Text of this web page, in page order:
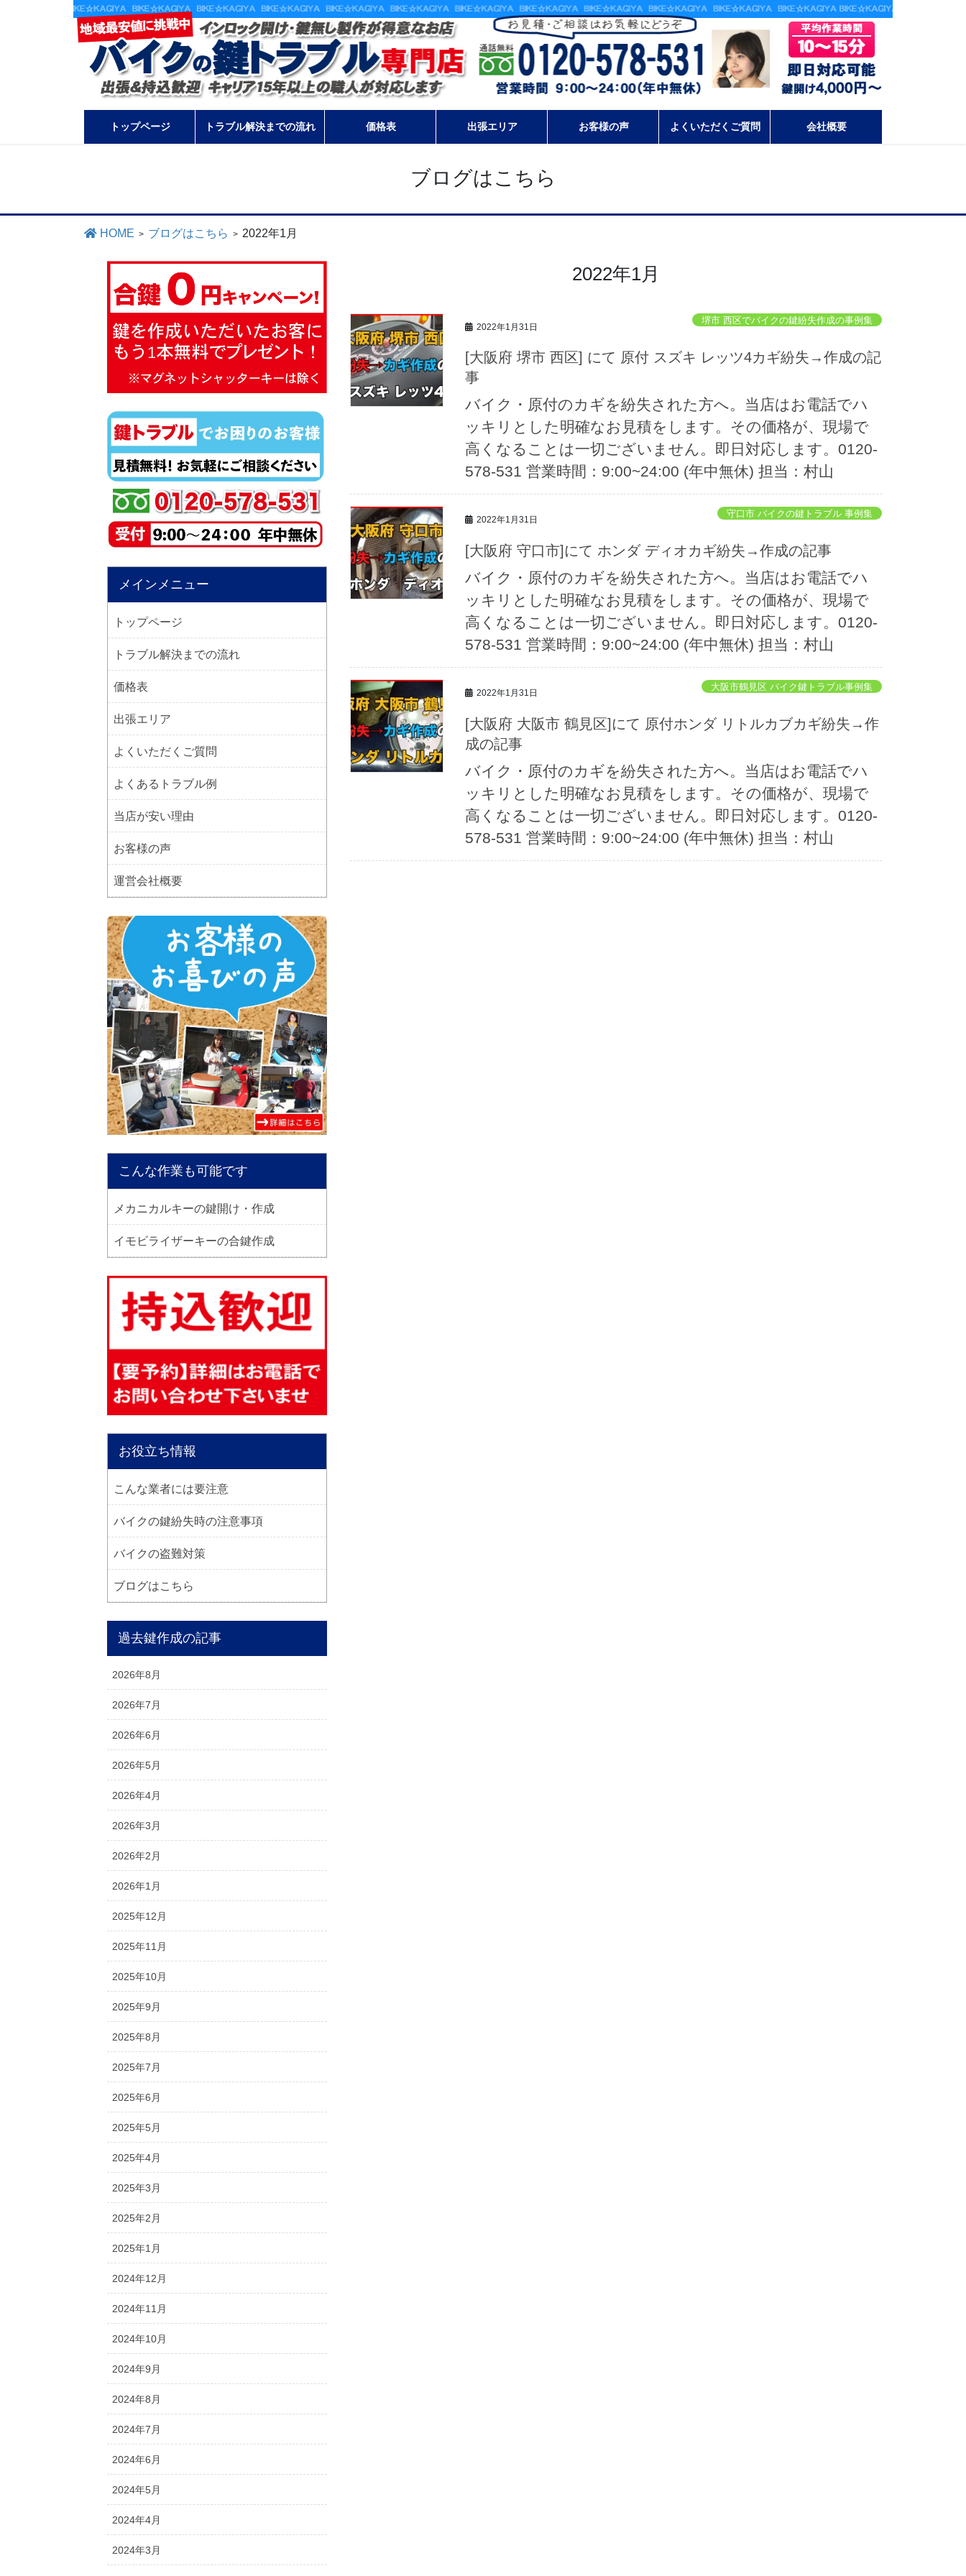
動
トップページ トラブル解決までの流れ 価格表 出張エリア お客様の声 よくいただくご質問 会社概要
ブログはこちら
HOME ブログはこちら 2022年1月
2022年1月
2022年1月31日
堺市 西区でバイクの鍵紛失作成の事例集
[大阪府 堺市 西区] にて 原付 スズキ レッツ4カギ紛失→作成の記
事
バイク・原付のカギを紛失された方へ。当店はお電話でハ
ッキリとした明確なお見積をします。その価格が、現場で
高くなることは一切ございません。即日対応します。0120-
578-531 営業時間：9:00~24:00 (年中無休) 担当：村山
2022年1月31日
守口市 バイクの鍵トラブル 事例集
[大阪府 守口市]にて ホンダ ディオカギ紛失→作成の記事
バイク・原付のカギを紛失された方へ。当店はお電話でハ
ッキリとした明確なお見積をします。その価格が、現場で
高くなることは一切ございません。即日対応します。0120-
578-531 営業時間：9:00~24:00 (年中無休) 担当：村山
2022年1月31日
大阪市鶴見区 バイク鍵トラブル事例集
[大阪府 大阪市 鶴見区]にて 原付ホンダ リトルカブカギ紛失→作
成の記事
バイク・原付のカギを紛失された方へ。当店はお電話でハ
ッキリとした明確なお見積をします。その価格が、現場で
高くなることは一切ございません。即日対応します。0120-
578-531 営業時間：9:00~24:00 (年中無休) 担当：村山
メインメニュー
トップページ
トラブル解決までの流れ
価格表
出張エリア
よくいただくご質問
よくあるトラブル例
当店が安い理由
お客様の声
運営会社概要
こんな作業も可能です
メカニカルキーの鍵開け・作成
イモビライザーキーの合鍵作成
お役立ち情報
こんな業者には要注意
バイクの鍵紛失時の注意事項
バイクの盗難対策
ブログはこちら
過去鍵作成の記事
2026年8月
2026年7月
2026年6月
2026年5月
2026年4月
2026年3月
2026年2月
2026年1月
2025年12月
2025年11月
2025年10月
2025年9月
2025年8月
2025年7月
2025年6月
2025年5月
2025年4月
2025年3月
2025年2月
2025年1月
2024年12月
2024年11月
2024年10月
2024年9月
2024年8月
2024年7月
2024年6月
2024年5月
2024年4月
2024年3月